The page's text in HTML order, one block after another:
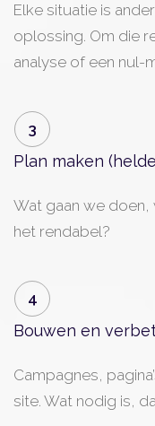
Elke situatie is
oplossing. Om die
analyse of een nul-
3
Plan maken
Wat gaan we doen,
het rendabel?
4
Bouwen en
Campagnes,
site. Wat nodig is,